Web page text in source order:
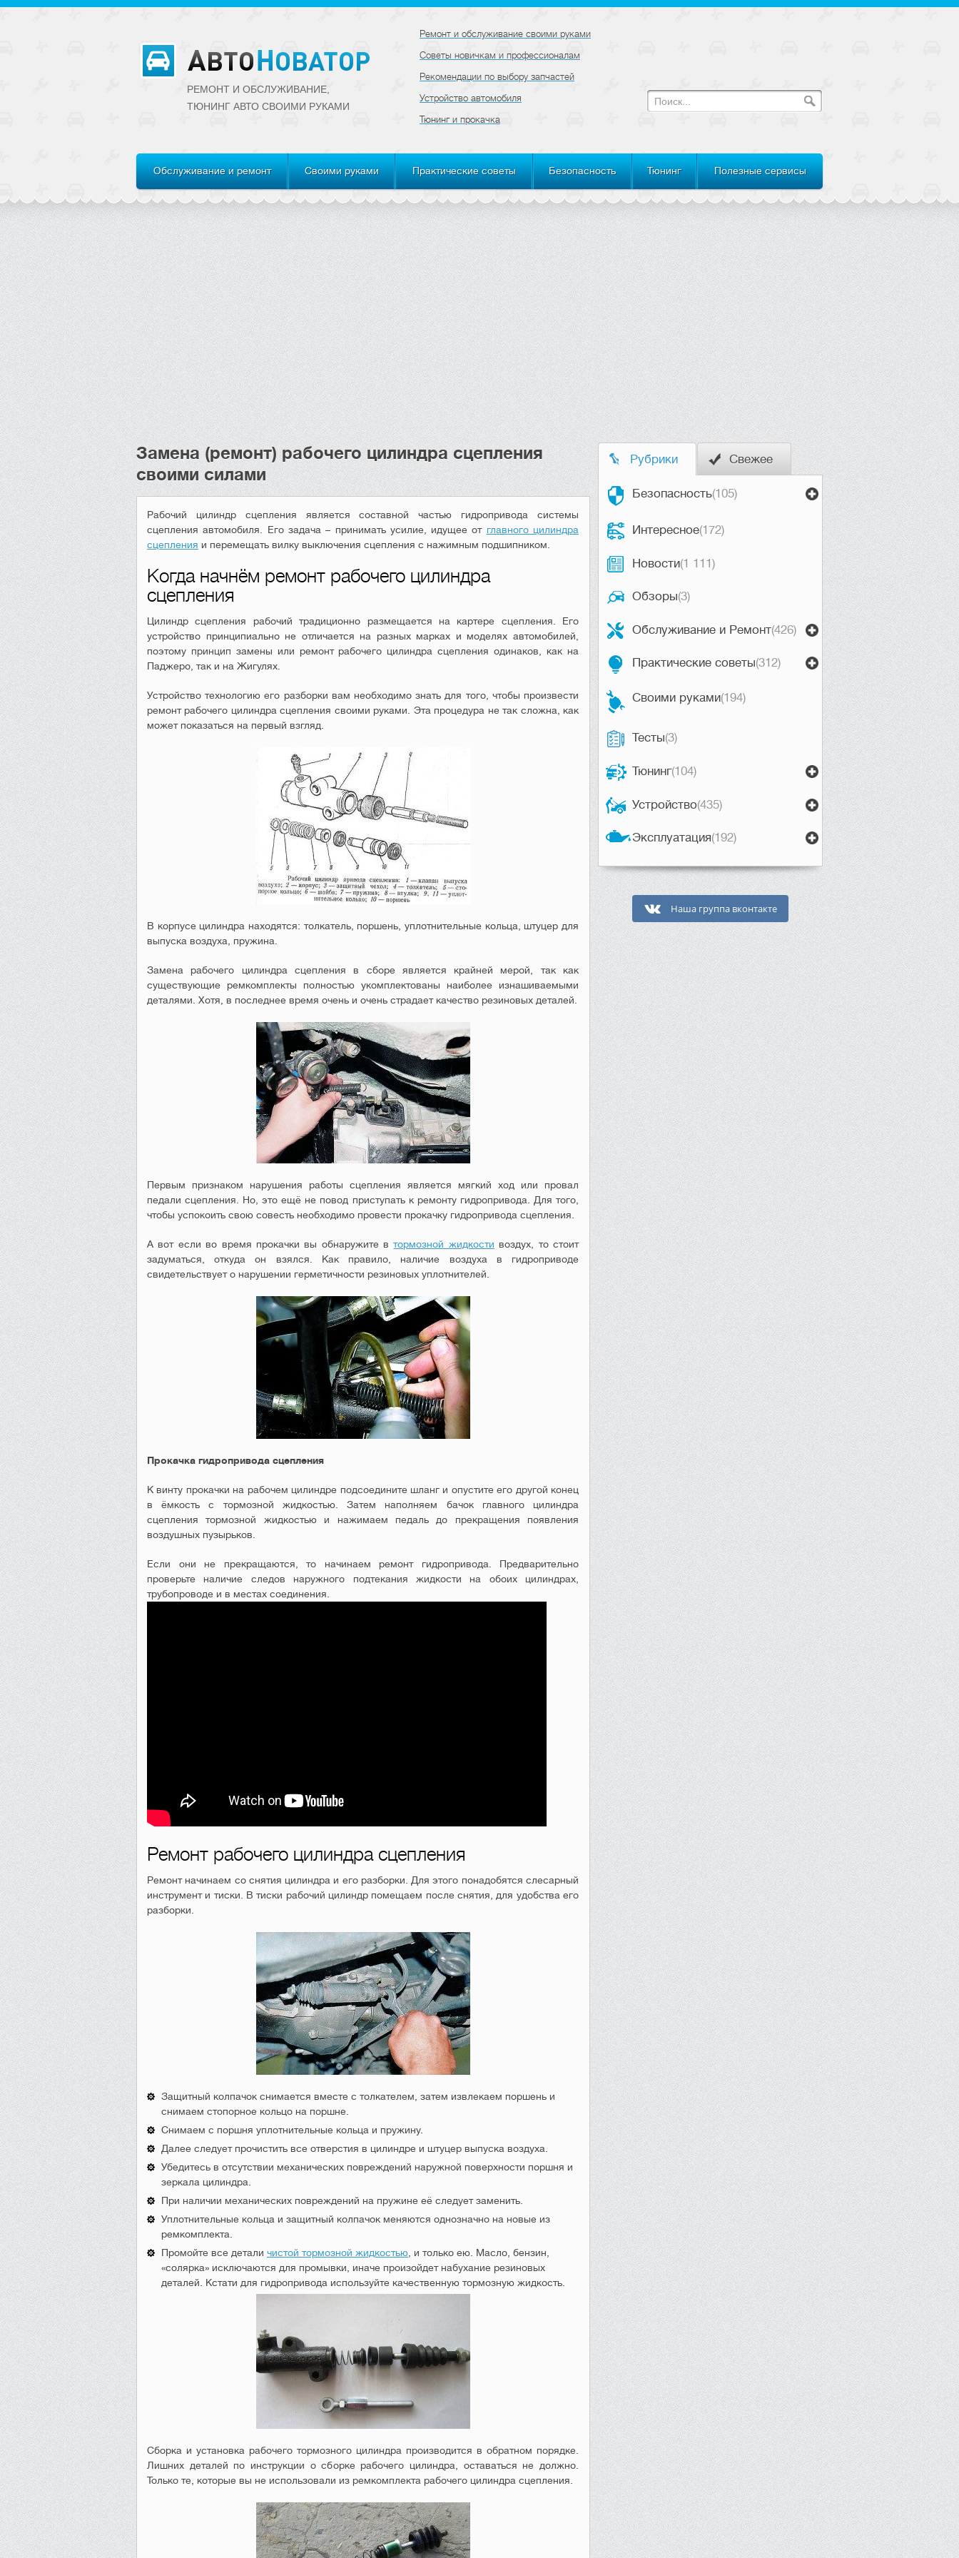
РЕМОНТ И ОБСЛУЖИВАНИЕ,
ТЮНИНГ АВТО CВОИМИ РУКАМИ
Ремонт и обслуживание своими руками
Советы новичкам и профессионалам
Рекомендации по выбору запчастей
Устройство автомобиля
Тюнинг и прокачка
Обслуживание и ремонт Своими руками Практические советы Безопасность Тюнинг Полезные сервисы
Замена (ремонт) рабочего цилиндра сцепления
своими силами
Рабочий цилиндр сцепления является составной частью гидропривода системы
сцепления автомобиля. Его задача – принимать усилие, идущее от главного цилиндра
сцепления и перемещать вилку выключения сцепления с нажимным подшипником.
Когда начнём ремонт рабочего цилиндра
сцепления
Цилиндр сцепления рабочий традиционно размещается на картере сцепления. Его
устройство принципиально не отличается на разных марках и моделях автомобилей,
поэтому принцип замены или ремонт рабочего цилиндра сцепления одинаков, как на
Паджеро, так и на Жигулях.
Устройство технологию его разборки вам необходимо знать для того, чтобы произвести
ремонт рабочего цилиндра сцепления своими руками. Эта процедура не так сложна, как
может показаться на первый взгляд.
В корпусе цилиндра находятся: толкатель, поршень, уплотнительные кольца, штуцер для
выпуска воздуха, пружина.
Замена рабочего цилиндра сцепления в сборе является крайней мерой, так как
существующие ремкомплекты полностью укомплектованы наиболее изнашиваемыми
деталями. Хотя, в последнее время очень и очень страдает качество резиновых деталей.
Первым признаком нарушения работы сцепления является мягкий ход или провал
педали сцепления. Но, это ещё не повод приступать к ремонту гидропривода. Для того,
чтобы успокоить свою совесть необходимо провести прокачку гидропривода сцепления.
А вот если во время прокачки вы обнаружите втормозной жидкости воздух, то стоит
задуматься, откуда он взялся. Как правило, наличие воздуха в гидроприводе
свидетельствует о нарушении герметичности резиновых уплотнителей.
Прокачка гидропривода сцепления
К винту прокачки на рабочем цилиндре подсоедините шланг и опустите его другой конец
в ёмкость с тормозной жидкостью. Затем наполняем бачок главного цилиндра
сцепления тормозной жидкостью и нажимаем педаль до прекращения появления
воздушных пузырьков.
Если они не прекращаются, то начинаем ремонт гидропривода. Предварительно
проверьте наличие следов наружного подтекания жидкости на обоих цилиндрах,
трубопроводе и в местах соединения.
Ремонт рабочего цилиндра сцепления
Ремонт начинаем со снятия цилиндра и его разборки. Для этого понадобятся слесарный
инструмент и тиски. В тиски рабочий цилиндр помещаем после снятия, для удобства его
разборки.
Защитный колпачок снимается вместе с толкателем, затем извлекаем поршень и
снимаем стопорное кольцо на поршне.
Снимаем с поршня уплотнительные кольца и пружину.
Далее следует прочистить все отверстия в цилиндре и штуцер выпуска воздуха.
Убедитесь в отсутствии механических повреждений наружной поверхности поршня и
зеркала цилиндра.
При наличии механических повреждений на пружине её следует заменить.
Уплотнительные кольца и защитный колпачок меняются однозначно на новые из
ремкомплекта.
Промойте все детали чистой тормозной жидкостью , и только ею. Масло, бензин,
«солярка» исключаются для промывки, иначе произойдет набухание резиновых
деталей. Кстати для гидропривода используйте качественную тормозную жидкость.
Сборка и установка рабочего тормозного цилиндра производится в обратном порядке.
Лишних деталей по инструкции о сборке рабочего цилиндра, оставаться не должно.
Только те, которые вы не использовали из ремкомплекта рабочего цилиндра сцепления.
Рубрики Свежее
Безопасность(105)
Интересное(172)
Новости(1 111)
Обзоры(3)
Обслуживание и Ремонт(426)
Практические советы(312)
Своими руками(194)
Тесты(3)
Тюнинг(104)
Устройство(435)
Эксплуатация(192)
Наша группа вконтакте